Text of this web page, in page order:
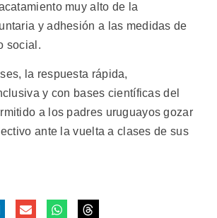
muy alto de la
y adhesión a las medidas de
social.
la respuesta rápida,
y con bases científicas del
a los padres uruguayos gozar
ante la vuelta a clases de sus